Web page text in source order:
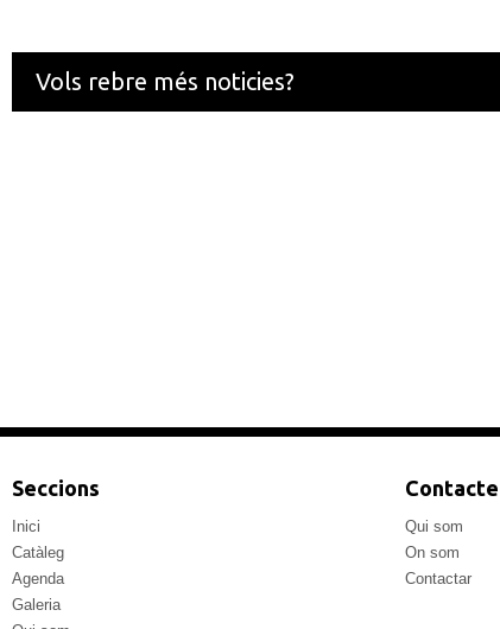
Vols rebre més noticies?
Seccions
Inici
Catàleg
Agenda
Galeria
Contacte
Qui som
On som
Contactar